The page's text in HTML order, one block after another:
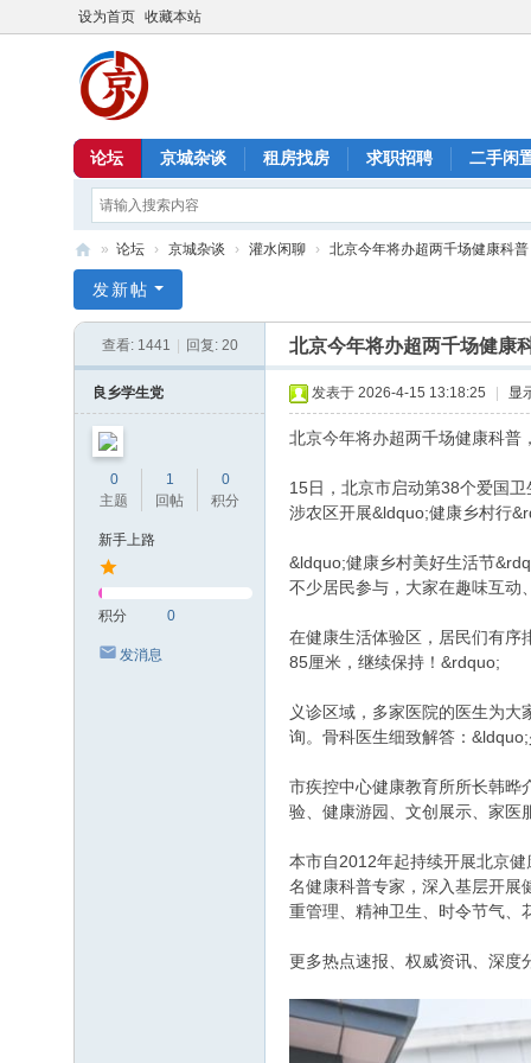
设为首页 收藏本站
论坛 京城杂谈 租房找房 求职招聘 二手闲
京
» 论坛 › 京城杂谈 › 灌水闲聊 › 北京今年将办超两千场健康科
发新帖
查看: 1441 回复: 20 北京今年将办超两千场健康
良乡学生党
0
主题
1
回帖
0
积分
新手上路
积分 0
发消息
发表于 2026-4-15 13:18:25 显
北京今年将办超两千场健康科普
15日，北京市启动第38个爱国
涉农区开展&ldquo;健康乡村行
&ldquo;健康乡村美好生活节
不少居民参与，大家在趣味互动
在健康生活体验区，居民们有序
85厘米，继续保持！&rdquo;
义诊区域，多家医院的医生为
询。骨科医生细致解答：
市疾控中心健康教育所所长韩晔
验、健康游园、文创展示、家医
本市自2012年起持续开展北京
名健康科普专家，深入基层开展
重管理、精神卫生、时令节气、
更多热点速报、权威资讯、深度